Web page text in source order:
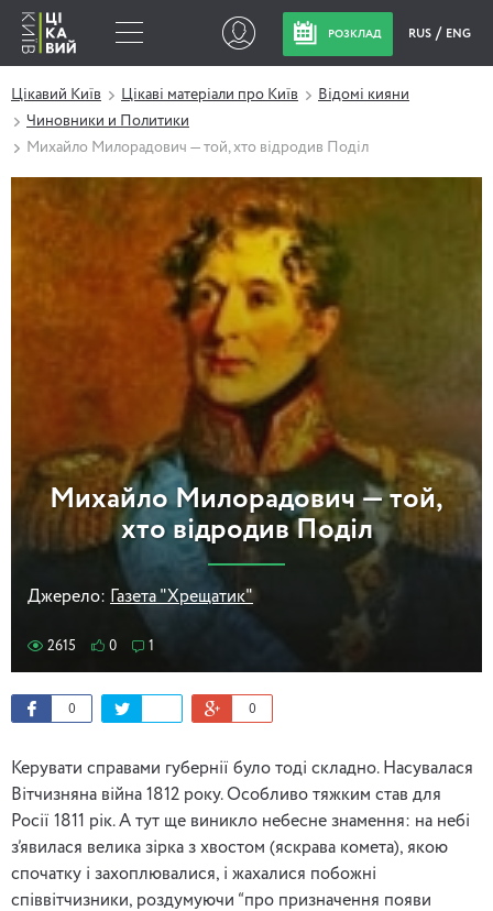
РОЗКЛАД RUS ENG
Цікавий Київ Цікаві матеріали про Київ
Відомі кияни
Чиновники и Политики
Михайло Милорадович — той, хто відродив Поділ
Михайло Милорадович — той,
хто відродив Поділ
Джерело: Газета "Хрещатик"
2615 0 1
0 0
Керувати справами губернії було тоді складно. Насувалася
Вітчизняна війна 1812 року. Особливо тяжким став для
Росії 1811 рік. А тут ще виникло небесне знамення: на небі
з’явилася велика зірка з хвостом (яскрава комета), якою
спочатку і захоплювалися, і жахалися побожні
співвітчизники, роздумуючи “про призначення появи